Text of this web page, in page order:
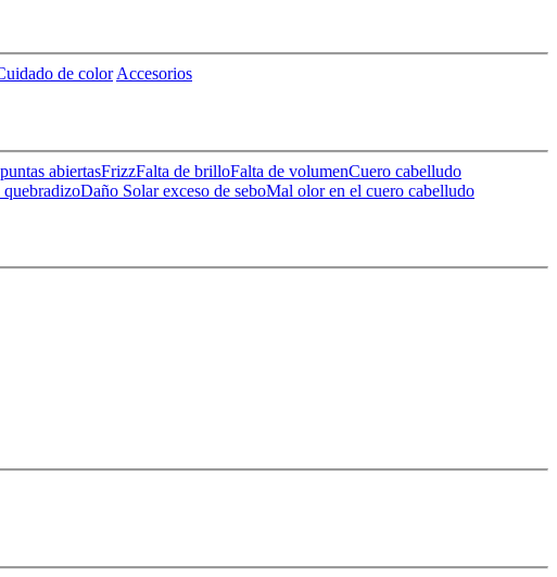
de color Accesorios
puntas abiertasFrizzFalta de brilloFalta de volumenCuero cabelludo
Daño Solarexceso de seboMal olor en el cuero cabelludo